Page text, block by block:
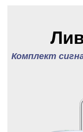
Комплект